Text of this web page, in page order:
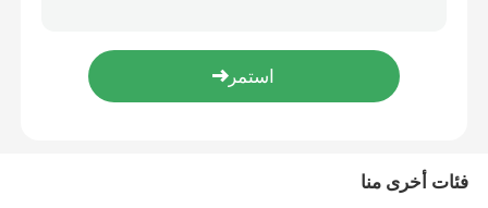
بطارية 48 فولت Lifepo4
LiFePO4 Powerwall
فئات أخرى منا